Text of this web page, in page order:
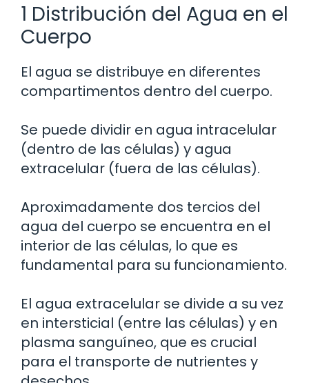
1 Distribución del Agua en el
Cuerpo
El agua se distribuye en diferentes
compartimentos dentro del cuerpo.
Se puede dividir en agua intracelular
(dentro de las células) y agua
extracelular (fuera de las células).
Aproximadamente dos tercios del
agua del cuerpo se encuentra en el
interior de las células, lo que es
fundamental para su funcionamiento.
El agua extracelular se divide a su vez
en intersticial (entre las células) y en
plasma sanguíneo, que es crucial
para el transporte de nutrientes y